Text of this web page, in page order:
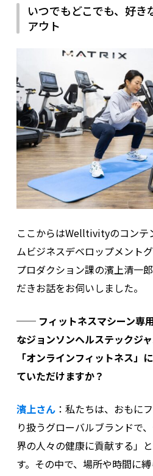
いつでもどこでも、好き
アウト
ここからはWelltivityのコンテ
ムビジネスデベロップメント
プロダクション課の濱上清一
だきお話をお伺いしました。
── フィットネスマシーン専
なジョンソンヘルステックジ
「オンラインフィットネス」
ていただけますか？
濱上さん：私たちは、おもに
り扱うグローバルブランドで
界の人々の健康に貢献する」
す。その中で、場所や時間に